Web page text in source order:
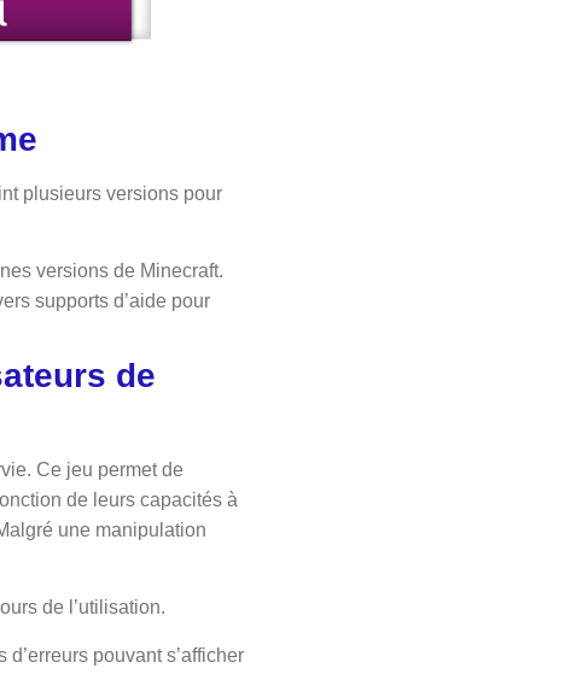
plusieurs versions pour
versions de Minecraft.
supports d’aide pour
de
Ce jeu permet de
de leurs capacités à
une manipulation
de l’utilisation.
pouvant s’afficher